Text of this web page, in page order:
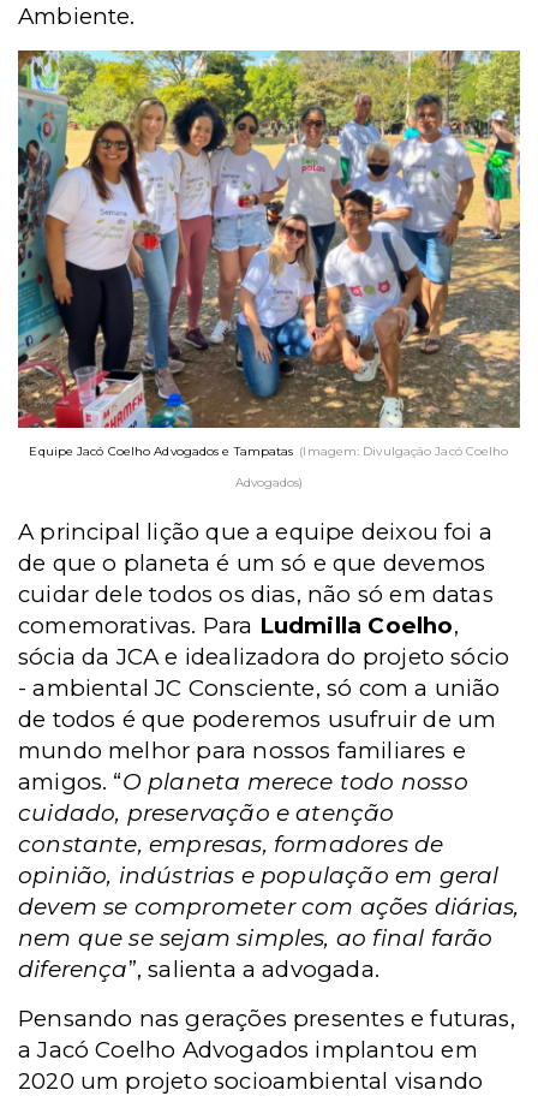
Ambiente.
Equipe Jacó Coelho Advogados e Tampatas (Imagem: Divulgação Jacó Coelho
Advogados)
A principal lição que a equipe deixou foi a
de que o planeta é um só e que devemos
cuidar dele todos os dias, não só em datas
comemorativas. Para Ludmilla Coelho,
sócia da JCA e idealizadora do projeto sócio
- ambiental JC Consciente, só com a união
de todos é que poderemos usufruir de um
mundo melhor para nossos familiares e
amigos. “O planeta merece todo nosso
cuidado, preservação e atenção
constante, empresas, formadores de
opinião, indústrias e população em geral
devem se comprometer com ações diárias,
nem que se sejam simples, ao final farão
diferença”, salienta a advogada.
Pensando nas gerações presentes e futuras,
a Jacó Coelho Advogados implantou em
2020 um projeto socioambiental visando